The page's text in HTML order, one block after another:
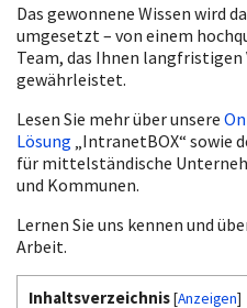
Das gewonnene Wissen wird
umgesetzt – von einem
Team, das Ihnen
gewährleistet.
Lesen Sie mehr über unsere
Lösung „IntranetBOX“ sowie
für mittelständische
und Kommunen.
Lernen Sie uns kennen und
Arbeit.
Inhaltsverzeichnis[Anzeigen]